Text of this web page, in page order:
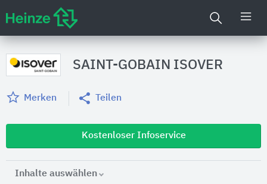
SAINT-GOBAIN ISOVER
Merken Teilen
Kostenloser Infoservice
Inhalte auswählen